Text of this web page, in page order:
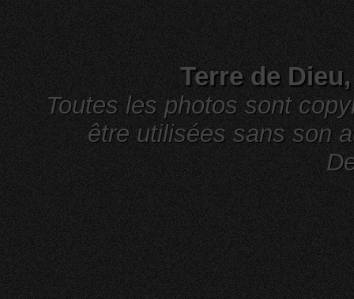
Terre de
Toutes les photos sont
être utilisées sans son